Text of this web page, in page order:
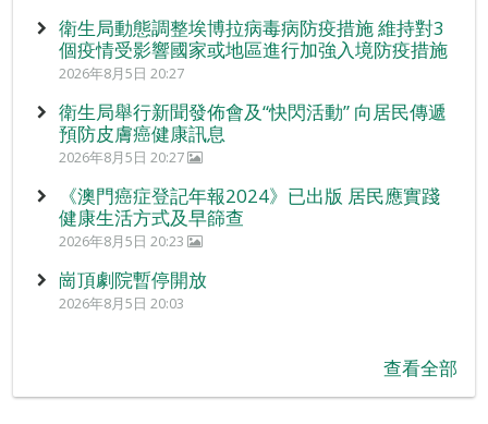
衛生局動態調整埃博拉病毒病防疫措施 維持對3
個疫情受影響國家或地區進行加強入境防疫措施
2026年8月5日 20:27
衛生局舉行新聞發佈會及“快閃活動” 向居民傳遞
預防皮膚癌健康訊息
2026年8月5日 20:27
《澳門癌症登記年報2024》已出版 居民應實踐
健康生活方式及早篩查
2026年8月5日 20:23
崗頂劇院暫停開放
2026年8月5日 20:03
查看全部